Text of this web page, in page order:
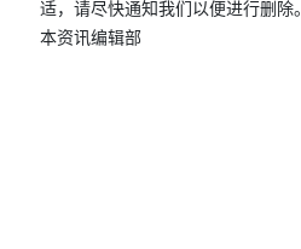
适，请尽快通知我们以便进行删除。
本资讯编辑部